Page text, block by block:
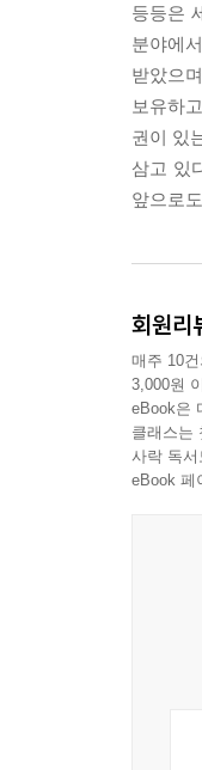
등등은
분야에
받았으
보유하
권이 있
삼고 있
앞으로
회원리
매주 10
3,000원
eBook은
클래스는
사락 독
eBook 페